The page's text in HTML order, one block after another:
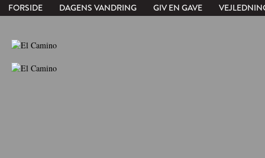
FORSIDE DAGENS VANDRING GIV EN GAVE